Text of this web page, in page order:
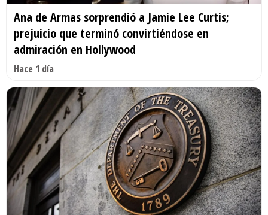
Ana de Armas sorprendió a Jamie Lee Curtis;
prejuicio que terminó convirtiéndose en
admiración en Hollywood
Hace 1 día